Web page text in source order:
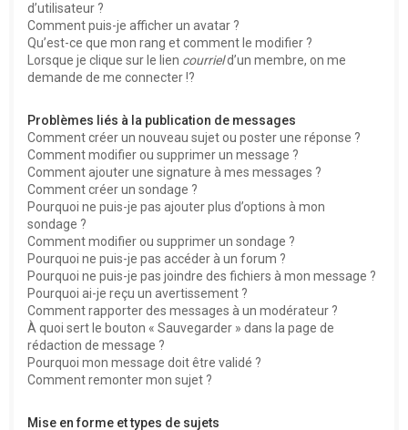
d’utilisateur ?
Comment puis-je afficher un avatar ?
Qu’est-ce que mon rang et comment le modifier ?
Lorsque je clique sur le lien courrield’un membre, on me
demande de me connecter !?
Problèmes liés à la publication de messages
Comment créer un nouveau sujet ou poster une réponse ?
Comment modifier ou supprimer un message ?
Comment ajouter une signature à mes messages ?
Comment créer un sondage ?
Pourquoi ne puis-je pas ajouter plus d’options à mon
sondage ?
Comment modifier ou supprimer un sondage ?
Pourquoi ne puis-je pas accéder à un forum ?
Pourquoi ne puis-je pas joindre des fichiers à mon message ?
Pourquoi ai-je reçu un avertissement ?
Comment rapporter des messages à un modérateur ?
À quoi sert le bouton « Sauvegarder » dans la page de
rédaction de message ?
Pourquoi mon message doit être validé ?
Comment remonter mon sujet ?
Mise en forme et types de sujets